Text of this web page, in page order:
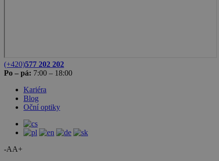
(+420)577 202 202
Po – pá: 7:00 – 18:00
Kariéra
Blog
Oční optiky
-AA+